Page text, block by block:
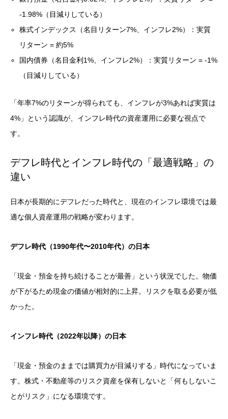
-1.98%（目減りしている）
株式インデックス（名目リターン7%、インフレ2%）：実質
リターン = 約5%
国内債券（名目金利1%、インフレ2%）：実質リターン = -1%
（目減りしている）
「年率7%のリターンが得られても、インフレが3%あれば実質は
4%」という認識が、インフレ時代の資産運用に必要な視点で
す。
デフレ時代とインフレ時代の「最適戦略」の
違い
日本が長期的にデフレだった時代と、現在のインフレ環境では最
適な個人資産運用の戦略が変わります。
デフレ時代（1990年代〜2010年代）の日本
「現金・預金を持ち続けることが最善」という状況でした。物価
が下がるため現金の価値が相対的に上昇。リスクを取る必要が低
かった。
インフレ時代（2022年以降）の日本
「現金・預金のままでは購買力が目減りする」時代になっていま
す。株式・不動産等のリスク資産を保有しないと「何もしないこ
とがリスク」になる環境です。